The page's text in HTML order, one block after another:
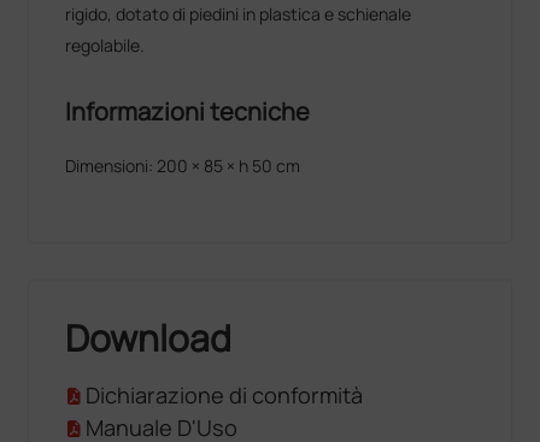
rigido, dotato di piedini in plastica e schienale
regolabile.
Informazioni tecniche
Dimensioni: 200 × 85 × h 50 cm
Download
Dichiarazione di conformità
Manuale D'Uso